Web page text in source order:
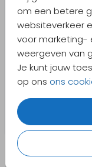
om een betere
websiteverkeer
voor marketing-
weergeven van
Je kunt jouw
op ons ons